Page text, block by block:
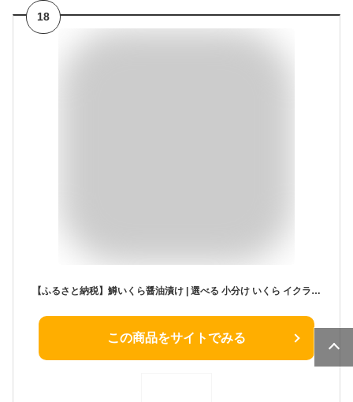
18
【ふるさと納税】鱒いくら醤油漬け | 選べる 小分け いくら イクラ 鱒 鱒卵 マス ます 醤油漬け 醤油 しょうゆ漬け 400g 600g 800g ご飯の友 海鮮 海鮮食品 おかず 惣菜 お取り寄せ お取り寄せグルメ グルメ 冷凍 ふるさと納税 故郷
この商品をサイトでみる